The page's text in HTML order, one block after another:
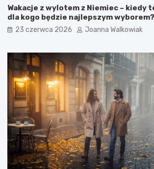
Wakacje z wylotem z Niemiec – kiedy
dla kogo będzie najlepszym wyborem?
23 czerwca 2026 Joanna Walkowiak